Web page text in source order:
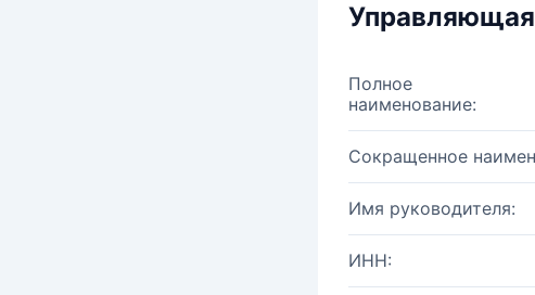
Полное
наименование:
Сокращенное
Имя руководителя:
ИНН: